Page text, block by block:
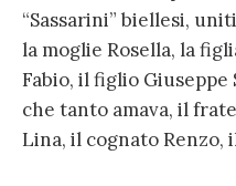
“Sassarini” biellesi,
la moglie Rosella, la
Fabio, il figlio
che tanto amava, il
Lina, il cognato Renzo,